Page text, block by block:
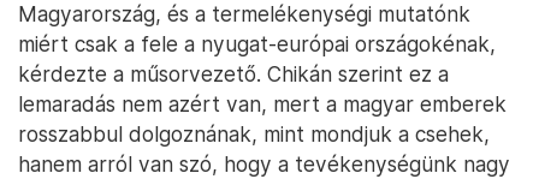
Magyarország, és a termelékenységi mutatónk
miért csak a fele a nyugat-európai országokénak,
kérdezte a műsorvezető. Chikán szerint ez a
lemaradás nem azért van, mert a magyar emberek
rosszabbul dolgoznának, mint mondjuk a csehek,
hanem arról van szó, hogy a tevékenységünk nagy